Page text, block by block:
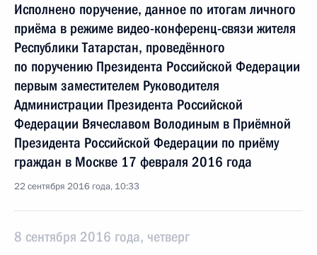
Исполнено поручение, данное по итогам личного
приёма в режиме видео-конференц-связи жителя
Республики Татарстан, проведённого
по поручению Президента Российской Федерации
первым заместителем Руководителя
Администрации Президента Российской
Федерации Вячеславом Володиным в Приёмной
Президента Российской Федерации по приёму
граждан в Москве 17 февраля 2016 года
22 сентября 2016 года, 10:33
8 сентября 2016 года, четверг